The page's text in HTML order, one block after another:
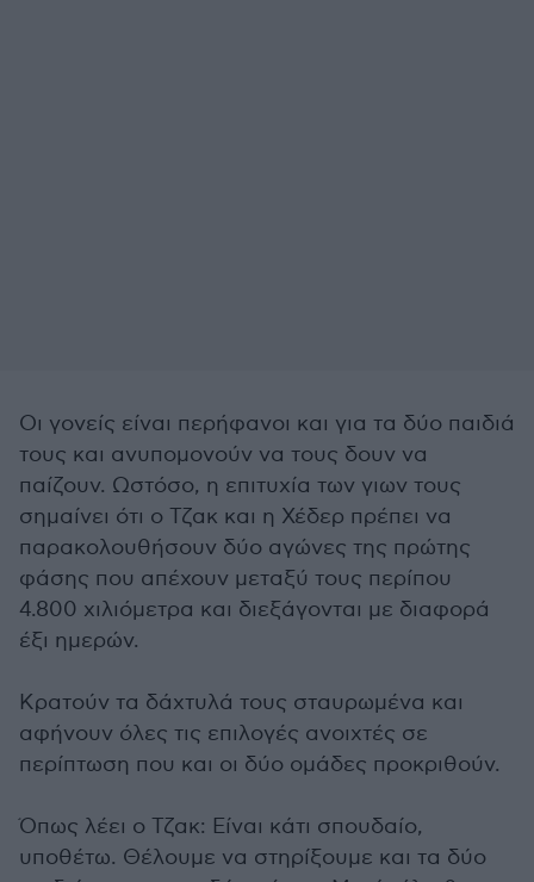
Οι γονείς είναι περήφανοι και για τα δύο παιδιά
τους και ανυπομονούν να τους δουν να
παίζουν. Ωστόσο, η επιτυχία των γιων τους
σημαίνει ότι ο Τζακ και η Χέδερ πρέπει να
παρακολουθήσουν δύο αγώνες της πρώτης
φάσης που απέχουν μεταξύ τους περίπου
4.800 χιλιόμετρα και διεξάγονται με διαφορά
έξι ημερών.
Κρατούν τα δάχτυλά τους σταυρωμένα και
αφήνουν όλες τις επιλογές ανοιχτές σε
περίπτωση που και οι δύο ομάδες προκριθούν.
Όπως λέει ο Τζακ: Είναι κάτι σπουδαίο,
υποθέτω. Θέλουμε να στηρίξουμε και τα δύο